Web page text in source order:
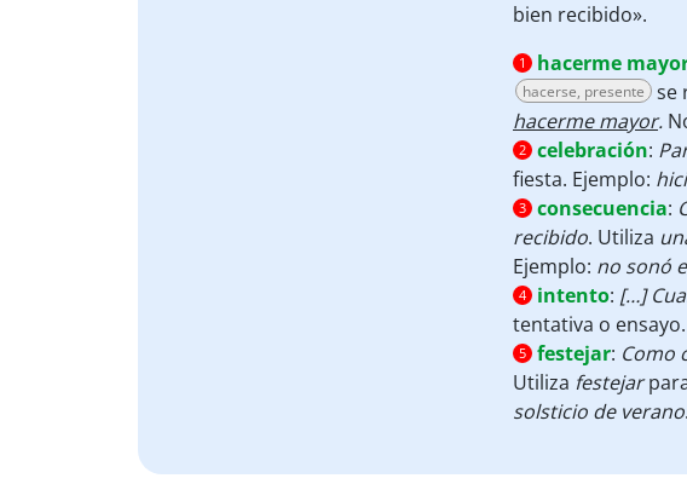
bien recibido».
1 hacerme
hacerse, presente se
hacerme mayor.
2 celebración:
fiesta. Ejemplo:
3 consecuencia:
recibido. Utiliza
Ejemplo: no sonó
4 intento: […]
tentativa o
5 festejar: Como
Utiliza festejar
solsticio de verano.